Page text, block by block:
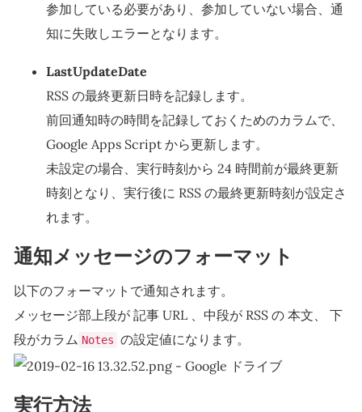
参加している必要があり、参加していない場合、通
知に失敗しエラーとなります。
LastUpdateDate
RSS の最終更新日時を記録します。
前回通知時の時間を記録しておくためのカラムで、
Google Apps Script から更新します。
未設定の場合、実行時刻から 24 時間前が最終更新
時刻となり、実行後に RSS の最終更新時刻が設定さ
れます。
通知メッセージのフォーマット
以下のフォーマットで通知されます。
メッセージ部上段が 記事 URL 、中段が RSS の 本文、 下
段がカラム Notes の設定値になります。
実行方法